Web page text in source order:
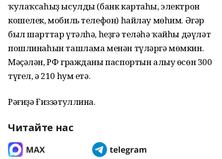
ҡулаҡсаһыҙ ысулды (банк картаһы, электрон
кошелек, мобиль телефон) һайлау мөһим. Әгәр
был шарттар үтәлһә, һеҙгә теләһә ҡайһы дәүләт
пошлинаһын ташлама менән түләргә мөмкин.
Мәҫәлән, РФ гражданы паспортын алыу өсөн 300
түгел, ә 210 һум етә.
Рәғиҙә Ғиззәтуллина.
Читайте нас